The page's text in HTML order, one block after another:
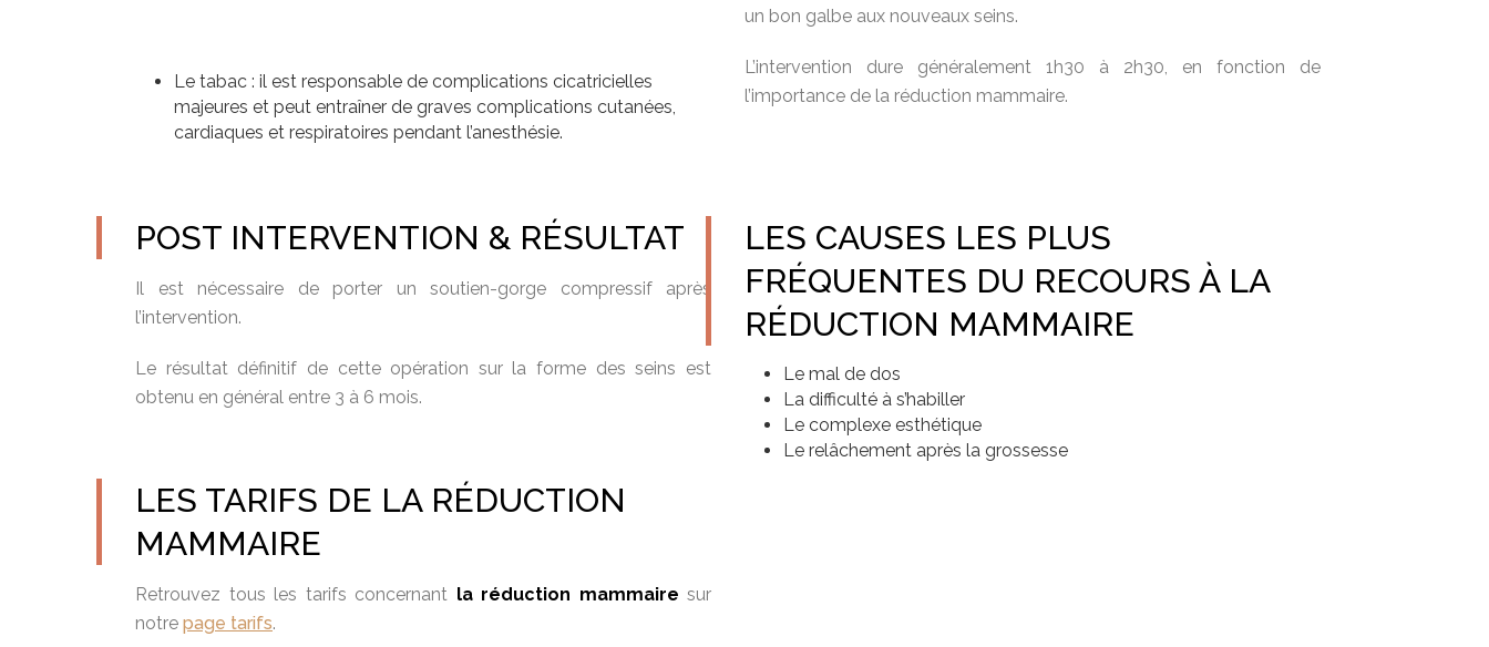
Le tabac : il est responsable de complications cicatricielles
majeures et peut entraîner de graves complications cutanées,
cardiaques et respiratoires pendant l’anesthésie.
un bon galbe aux nouveaux seins.
L’intervention dure généralement 1h30 à 2h30, en fonction de
l’importance de la réduction mammaire.
POST INTERVENTION & RÉSULTAT
Il est nécessaire de porter un soutien-gorge compressif après
l’intervention.
Le résultat définitif de cette opération sur la forme des seins est
obtenu en général entre 3 à 6 mois.
LES CAUSES LES PLUS
FRÉQUENTES DU RECOURS À LA
RÉDUCTION MAMMAIRE
Le mal de dos
La difficulté à s’habiller
Le complexe esthétique
Le relâchement après la grossesse
LES TARIFS DE LA RÉDUCTION
MAMMAIRE
Retrouvez tous les tarifs concernant la réduction mammaire sur
notre page tarifs.